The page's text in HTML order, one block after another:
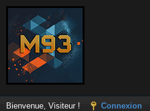
Bienvenue, Visiteur ! Connexion